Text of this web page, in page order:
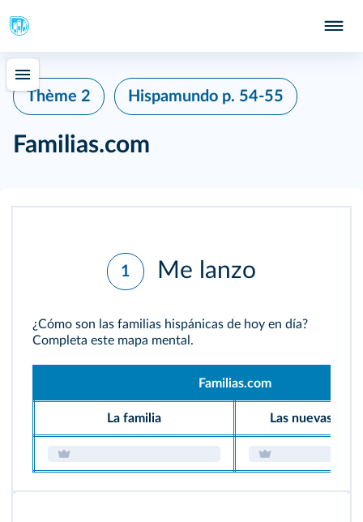
Thème 2 Hispamundo p. 54-55
Familias.com
1 Me lanzo
¿Cómo son las familias hispánicas de hoy en día?
Completa este mapa mental.
Familias.com
La familia Las nuevas